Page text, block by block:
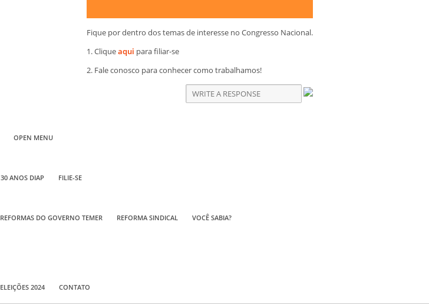
Fique por dentro dos temas de interesse no Congresso Nacional.
1. Cliqueaqui para filiar-se
2. Fale conosco para conhecer como trabalhamos!
OPEN MENU
30 ANOS DIAP FILIE-SE
REFORMAS DO GOVERNO TEMER REFORMA SINDICAL VOCÊ SABIA?
ELEIÇÕES 2024 CONTATO